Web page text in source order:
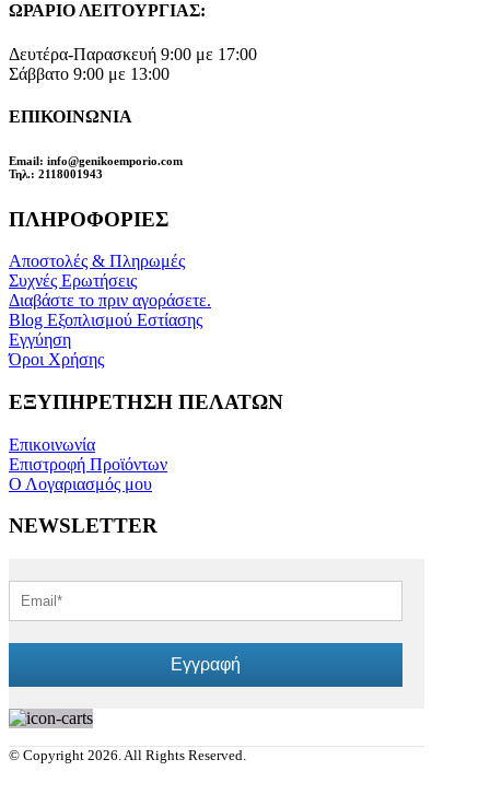
ΩΡΑΡΙΟ ΛΕΙΤΟΥΡΓΙΑΣ:
Δευτέρα-Παρασκευή 9:00 με 17:00
Σάββατο 9:00 με 13:00
ΕΠΙΚΟΙΝΩΝΙΑ
Email: info@genikoemporio.com
Τηλ.: 2118001943
ΠΛΗΡΟΦΟΡΙΕΣ
Αποστολές & Πληρωμές
Συχνές Ερωτήσεις
Διαβάστε το πριν αγοράσετε.
Blog Εξοπλισμού Εστίασης
Εγγύηση
Όροι Χρήσης
ΕΞΥΠΗΡΕΤΗΣΗ ΠΕΛΑΤΩΝ
Επικοινωνία
Επιστροφή Προϊόντων
Ο Λογαριασμός μου
NEWSLETTER
Εγγραφή
© Copyright 2026. All Rights Reserved.